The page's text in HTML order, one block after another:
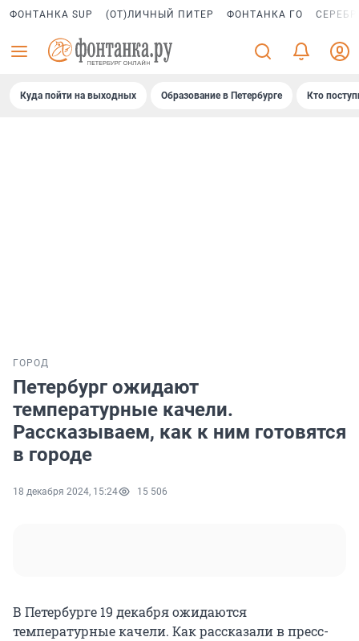
ФОНТАНКА SUP (ОТ)ЛИЧНЫЙ ПИТЕР ФОНТАНКА ГО
Куда пойти на выходных Образование в Петербурге Кто
ГОРОД
Петербург ожидают
температурные качели.
Рассказываем, как к ним готовятся
в городе
18 декабря 2024, 15:24 15 506
В Петербурге 19 декабря ожидаются
температурные качели. Как рассказали в пресс-